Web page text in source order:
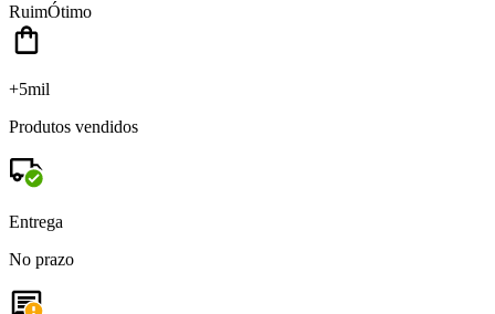
RuimÓtimo
+5mil
Produtos vendidos
Entrega
No prazo